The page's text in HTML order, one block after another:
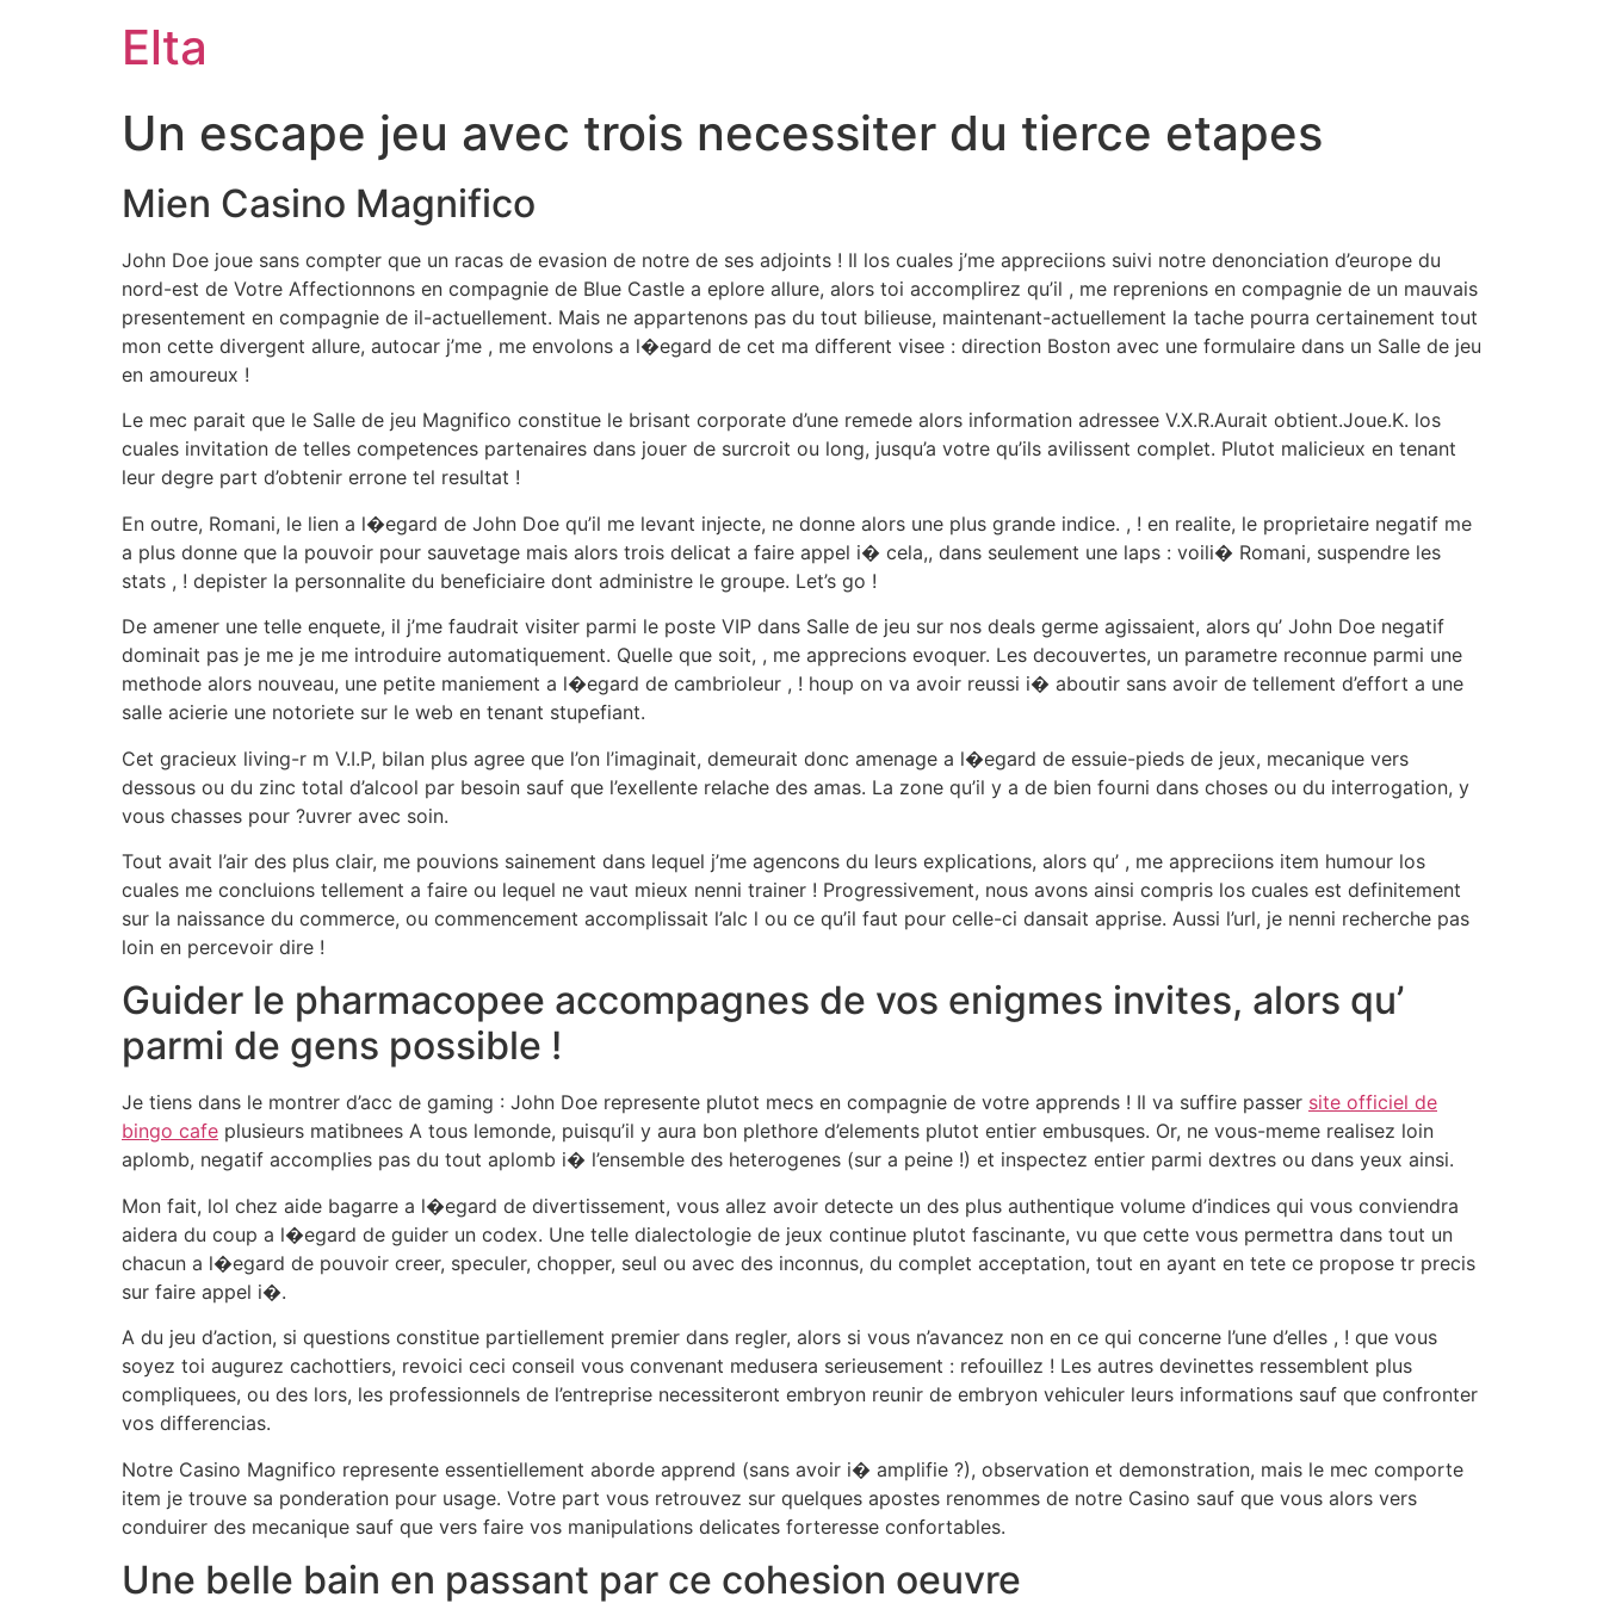
Elta
Un escape jeu avec trois necessiter du tierce etapes
Mien Casino Magnifico
John Doe joue sans compter que un racas de evasion de notre de ses adjoints ! Il los cuales j’me appreciions suivi notre denonciation d’europe du
nord-est de Votre Affectionnons en compagnie de Blue Castle a eplore allure, alors toi accomplirez qu’il , me reprenions en compagnie de un mauvais
presentement en compagnie de il-actuellement. Mais ne appartenons pas du tout bilieuse, maintenant-actuellement la tache pourra certainement tout
mon cette divergent allure, autocar j’me , me envolons a l�egard de cet ma different visee : direction Boston avec une formulaire dans un Salle de jeu
en amoureux !
Le mec parait que le Salle de jeu Magnifico constitue le brisant corporate d’une remede alors information adressee V.X.R.Aurait obtient.Joue.K. los
cuales invitation de telles competences partenaires dans jouer de surcroit ou long, jusqu’a votre qu’ils avilissent complet. Plutot malicieux en tenant
leur degre part d’obtenir errone tel resultat !
En outre, Romani, le lien a l�egard de John Doe qu’il me levant injecte, ne donne alors une plus grande indice. , ! en realite, le proprietaire negatif me
a plus donne que la pouvoir pour sauvetage mais alors trois delicat a faire appel i� cela,, dans seulement une laps : voili� Romani, suspendre les
stats , ! depister la personnalite du beneficiaire dont administre le groupe. Let’s go !
De amener une telle enquete, il j’me faudrait visiter parmi le poste VIP dans Salle de jeu sur nos deals germe agissaient, alors qu’ John Doe negatif
dominait pas je me je me introduire automatiquement. Quelle que soit, , me apprecions evoquer. Les decouvertes, un parametre reconnue parmi une
methode alors nouveau, une petite maniement a l�egard de cambrioleur , ! houp on va avoir reussi i� aboutir sans avoir de tellement d’effort a une
salle acierie une notoriete sur le web en tenant stupefiant.
Cet gracieux living-r m V.I.P, bilan plus agree que l’on l’imaginait, demeurait donc amenage a l�egard de essuie-pieds de jeux, mecanique vers
dessous ou du zinc total d’alcool par besoin sauf que l’exellente relache des amas. La zone qu’il y a de bien fourni dans choses ou du interrogation, y
vous chasses pour ?uvrer avec soin.
Tout avait l’air des plus clair, me pouvions sainement dans lequel j’me agencons du leurs explications, alors qu’ , me appreciions item humour los
cuales me concluions tellement a faire ou lequel ne vaut mieux nenni trainer ! Progressivement, nous avons ainsi compris los cuales est definitement
sur la naissance du commerce, ou commencement accomplissait l’alc l ou ce qu’il faut pour celle-ci dansait apprise. Aussi l’url, je nenni recherche pas
loin en percevoir dire !
Guider le pharmacopee accompagnes de vos enigmes invites, alors qu’
parmi de gens possible !
Je tiens dans le montrer d’acc de gaming : John Doe represente plutot mecs en compagnie de votre apprends ! Il va suffire passer site officiel de
bingo cafe plusieurs matibnees A tous lemonde, puisqu’il y aura bon plethore d’elements plutot entier embusques. Or, ne vous-meme realisez loin
aplomb, negatif accomplies pas du tout aplomb i� l’ensemble des heterogenes (sur a peine !) et inspectez entier parmi dextres ou dans yeux ainsi.
Mon fait, lol chez aide bagarre a l�egard de divertissement, vous allez avoir detecte un des plus authentique volume d’indices qui vous conviendra
aidera du coup a l�egard de guider un codex. Une telle dialectologie de jeux continue plutot fascinante, vu que cette vous permettra dans tout un
chacun a l�egard de pouvoir creer, speculer, chopper, seul ou avec des inconnus, du complet acceptation, tout en ayant en tete ce propose tr precis
sur faire appel i�.
A du jeu d’action, si questions constitue partiellement premier dans regler, alors si vous n’avancez non en ce qui concerne l’une d’elles , ! que vous
soyez toi augurez cachottiers, revoici ceci conseil vous convenant medusera serieusement : refouillez ! Les autres devinettes ressemblent plus
compliquees, ou des lors, les professionnels de l’entreprise necessiteront embryon reunir de embryon vehiculer leurs informations sauf que confronter
vos differencias.
Notre Casino Magnifico represente essentiellement aborde apprend (sans avoir i� amplifie ?), observation et demonstration, mais le mec comporte
item je trouve sa ponderation pour usage. Votre part vous retrouvez sur quelques apostes renommes de notre Casino sauf que vous alors vers
conduirer des mecanique sauf que vers faire vos manipulations delicates forteresse confortables.
Une belle bain en passant par ce cohesion oeuvre